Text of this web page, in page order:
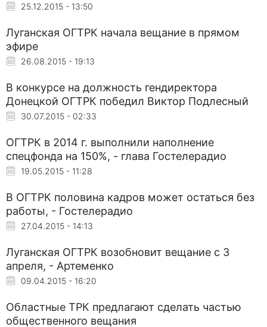
25.12.2015 - 13:50
Луганская ОГТРК начала вещание в прямом
эфире
26.08.2015 - 19:13
В конкурсе на должность гендиректора
Донецкой ОГТРК победил Виктор Подлесный
30.07.2015 - 02:33
ОГТРК в 2014 г. выполнили наполнение
спецфонда на 150%, - глава Гостелерадио
19.05.2015 - 11:28
В ОГТРК половина кадров может остаться без
работы, - Гостелерадио
27.04.2015 - 14:13
Луганская ОГТРК возобновит вещание с 3
апреля, - Артеменко
09.04.2015 - 16:20
Областные ТРК предлагают сделать частью
общественного вещания